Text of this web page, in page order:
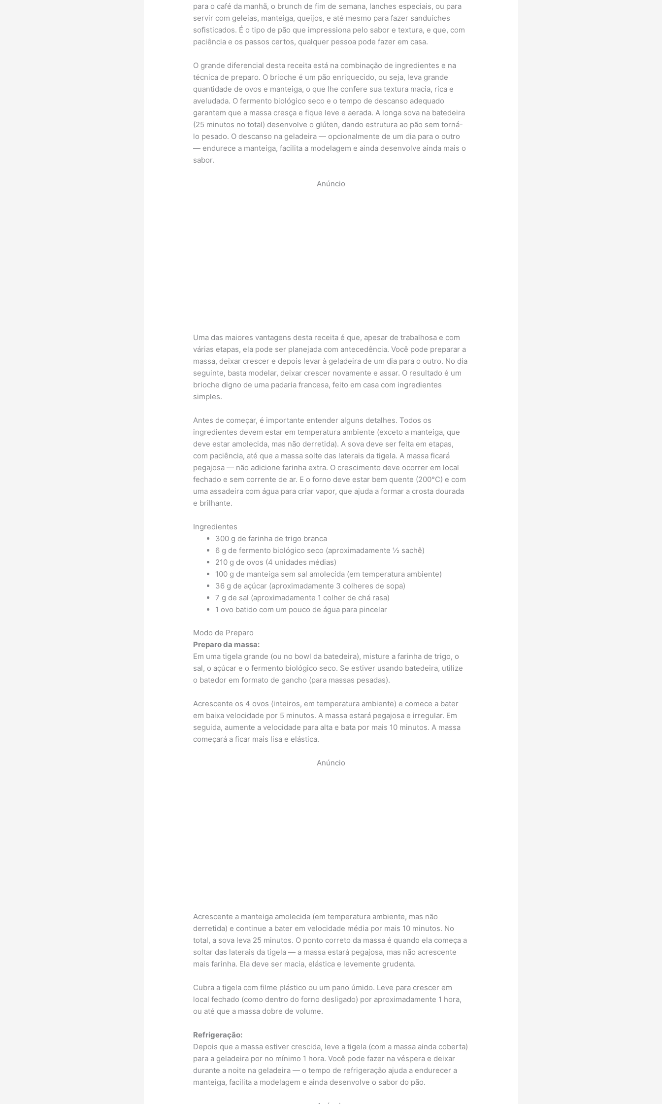
para o café da manhã, o brunch de fim de semana, lanches especiais, ou para
servir com geleias, manteiga, queijos, e até mesmo para fazer sanduíches
sofisticados. É o tipo de pão que impressiona pelo sabor e textura, e que, com
paciência e os passos certos, qualquer pessoa pode fazer em casa.
O grande diferencial desta receita está na combinação de ingredientes e na
técnica de preparo. O brioche é um pão enriquecido, ou seja, leva grande
quantidade de ovos e manteiga, o que lhe confere sua textura macia, rica e
aveludada. O fermento biológico seco e o tempo de descanso adequado
garantem que a massa cresça e fique leve e aerada. A longa sova na batedeira
(25 minutos no total) desenvolve o glúten, dando estrutura ao pão sem torná-
lo pesado. O descanso na geladeira — opcionalmente de um dia para o outro
— endurece a manteiga, facilita a modelagem e ainda desenvolve ainda mais o
sabor.
Anúncio
Uma das maiores vantagens desta receita é que, apesar de trabalhosa e com
várias etapas, ela pode ser planejada com antecedência. Você pode preparar a
massa, deixar crescer e depois levar à geladeira de um dia para o outro. No dia
seguinte, basta modelar, deixar crescer novamente e assar. O resultado é um
brioche digno de uma padaria francesa, feito em casa com ingredientes
simples.
Antes de começar, é importante entender alguns detalhes. Todos os
ingredientes devem estar em temperatura ambiente (exceto a manteiga, que
deve estar amolecida, mas não derretida). A sova deve ser feita em etapas,
com paciência, até que a massa solte das laterais da tigela. A massa ficará
pegajosa — não adicione farinha extra. O crescimento deve ocorrer em local
fechado e sem corrente de ar. E o forno deve estar bem quente (200°C) e com
uma assadeira com água para criar vapor, que ajuda a formar a crosta dourada
e brilhante.
Ingredientes
300 g de farinha de trigo branca
6 g de fermento biológico seco (aproximadamente ½ sachê)
210 g de ovos (4 unidades médias)
100 g de manteiga sem sal amolecida (em temperatura ambiente)
36 g de açúcar (aproximadamente 3 colheres de sopa)
7 g de sal (aproximadamente 1 colher de chá rasa)
1 ovo batido com um pouco de água para pincelar
Modo de Preparo
Preparo da massa:
Em uma tigela grande (ou no bowl da batedeira), misture a farinha de trigo, o
sal, o açúcar e o fermento biológico seco. Se estiver usando batedeira, utilize
o batedor em formato de gancho (para massas pesadas).
Acrescente os 4 ovos (inteiros, em temperatura ambiente) e comece a bater
em baixa velocidade por 5 minutos. A massa estará pegajosa e irregular. Em
seguida, aumente a velocidade para alta e bata por mais 10 minutos. A massa
começará a ficar mais lisa e elástica.
Anúncio
Acrescente a manteiga amolecida (em temperatura ambiente, mas não
derretida) e continue a bater em velocidade média por mais 10 minutos. No
total, a sova leva 25 minutos. O ponto correto da massa é quando ela começa a
soltar das laterais da tigela — a massa estará pegajosa, mas não acrescente
mais farinha. Ela deve ser macia, elástica e levemente grudenta.
Cubra a tigela com filme plástico ou um pano úmido. Leve para crescer em
local fechado (como dentro do forno desligado) por aproximadamente 1 hora,
ou até que a massa dobre de volume.
Refrigeração:
Depois que a massa estiver crescida, leve a tigela (com a massa ainda coberta)
para a geladeira por no mínimo 1 hora. Você pode fazer na véspera e deixar
durante a noite na geladeira — o tempo de refrigeração ajuda a endurecer a
manteiga, facilita a modelagem e ainda desenvolve o sabor do pão.